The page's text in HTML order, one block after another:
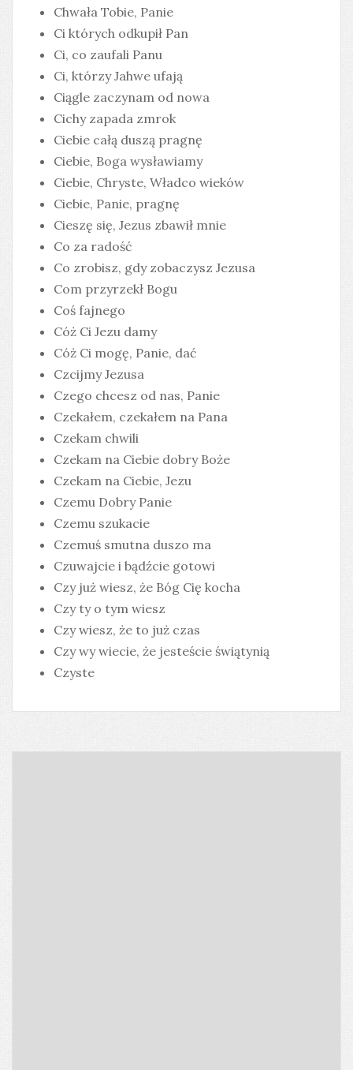
Chwała Tobie, Panie
Ci których odkupił Pan
Ci, co zaufali Panu
Ci, którzy Jahwe ufają
Ciągle zaczynam od nowa
Cichy zapada zmrok
Ciebie całą duszą pragnę
Ciebie, Boga wysławiamy
Ciebie, Chryste, Władco wieków
Ciebie, Panie, pragnę
Cieszę się, Jezus zbawił mnie
Co za radość
Co zrobisz, gdy zobaczysz Jezusa
Com przyrzekł Bogu
Coś fajnego
Cóż Ci Jezu damy
Cóż Ci mogę, Panie, dać
Czcijmy Jezusa
Czego chcesz od nas, Panie
Czekałem, czekałem na Pana
Czekam chwili
Czekam na Ciebie dobry Boże
Czekam na Ciebie, Jezu
Czemu Dobry Panie
Czemu szukacie
Czemuś smutna duszo ma
Czuwajcie i bądźcie gotowi
Czy już wiesz, że Bóg Cię kocha
Czy ty o tym wiesz
Czy wiesz, że to już czas
Czy wy wiecie, że jesteście świątynią
Czyste